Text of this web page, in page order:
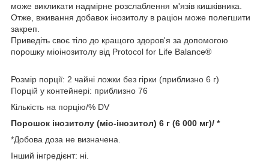
може викликати надмірне розслаблення м'язів кишківника.
Отже, вживання добавок інозитолу в раціон може полегшити
закреп.
Приведіть своє тіло до кращого здоров'я за допомогою
порошку міоінозитолу від Protocol for Life Balance®
Розмір порції: 2 чайні ложки без гірки (приблизно 6 г)
Порцій у контейнері: приблизно 76
Кількість на порцію/% DV
Порошок інозитолу (міо-інозитол) 6 г (6 000 мг)/ *
*Добова доза не визначена.
Інший інгредієнт: ні.